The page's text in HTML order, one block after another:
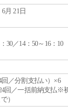
月 21日
30／14：50～16：10
回／分割支払い）×6
回／一括前納支払※
）